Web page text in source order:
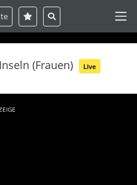
(Frauen) Live